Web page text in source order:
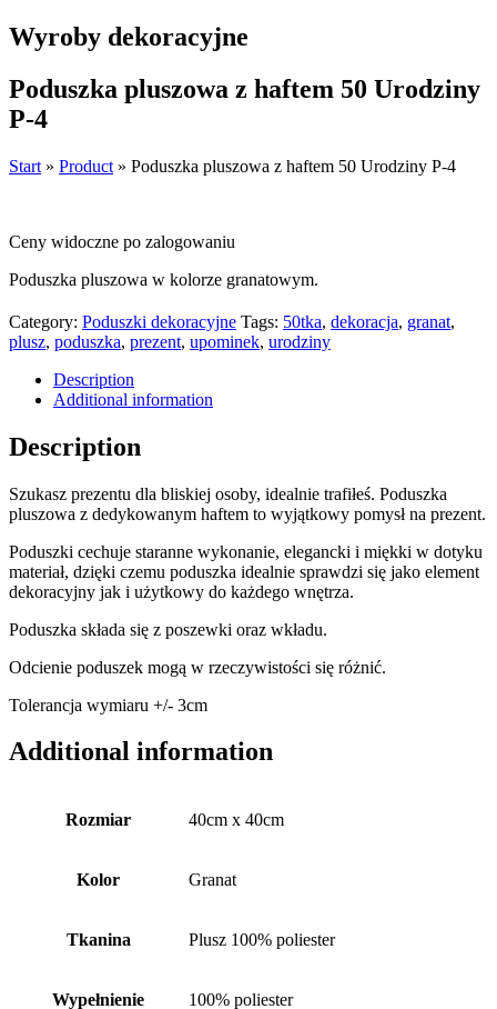
Wyroby dekoracyjne
Poduszka pluszowa z haftem 50 Urodziny
P-4
Start » Product » Poduszka pluszowa z haftem 50 Urodziny P-4
Ceny widoczne po zalogowaniu
Poduszka pluszowa w kolorze granatowym.
Category: Poduszki dekoracyjne Tags: 50tka, dekoracja, granat,
plusz, poduszka, prezent, upominek, urodziny
Description
Additional information
Description
Szukasz prezentu dla bliskiej osoby, idealnie trafiłeś. Poduszka
pluszowa z dedykowanym haftem to wyjątkowy pomysł na prezent.
Poduszki cechuje staranne wykonanie, elegancki i miękki w dotyku
materiał, dzięki czemu poduszka idealnie sprawdzi się jako element
dekoracyjny jak i użytkowy do każdego wnętrza.
Poduszka składa się z poszewki oraz wkładu.
Odcienie poduszek mogą w rzeczywistości się różnić.
Tolerancja wymiaru +/- 3cm
Additional information
Rozmiar 40cm x 40cm
Kolor Granat
Tkanina Plusz 100% poliester
Wypełnienie 100% poliester